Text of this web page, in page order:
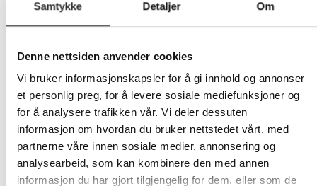
Samtykke Detaljer Om
Denne nettsiden anvender cookies
Vi bruker informasjonskapsler for å gi innhold og annonser
et personlig preg, for å levere sosiale mediefunksjoner og
for å analysere trafikken vår. Vi deler dessuten
informasjon om hvordan du bruker nettstedet vårt, med
partnerne våre innen sosiale medier, annonsering og
analysearbeid, som kan kombinere den med annen
informasjon du har gjort tilgjengelig for dem, eller som de
Eks mva
LEGG I HANDLEVOGN
Nettlager:20+